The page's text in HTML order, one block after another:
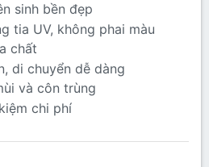
sinh bền đẹp
tia UV, không phai màu
chất
di chuyển dễ dàng
và côn trùng
chi phí